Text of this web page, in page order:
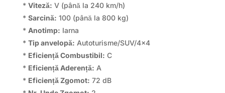
* Viteză: V (până la 240 km/h)
* Sarcină: 100 (până la 800 kg)
* Anotimp: Iarna
* Tip anvelopă: Autoturisme/SUV/4×4
* Eficiență Combustibil: C
* Eficiență Aderență: A
* Eficiență Zgomot: 72 dB